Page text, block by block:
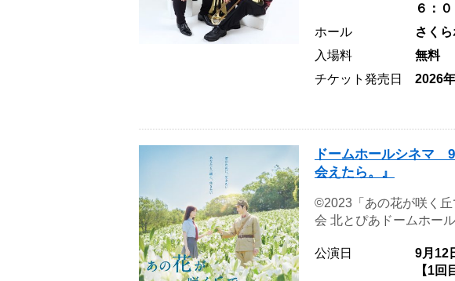
６：０
ホール
さく
入場料
無料
チケット発売日
2026
ドームホールシネマ
会えたら。』
©2023「あの花が咲く
会 北とぴあドームホー
公演日
9月12
【1回